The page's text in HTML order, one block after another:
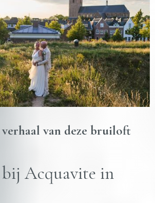
van deze bruiloft
Acquavite in